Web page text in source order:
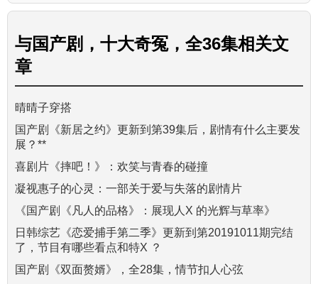
与国产剧，十大奇冤，全36集相关文
章
晴晴子穿搭
国产剧《新居之约》更新到第39集后，剧情有什么主要发
展？**
喜剧片《摔吧！》：欢笑与青春的碰撞
凝视惠子的心灵：一部关于爱与失落的剧情片
《国产剧《凡人的品格》：展现人X 的光辉与草率》
日韩综艺《恋爱捕手第二季》更新到第20191011期完结
了，节目有哪些看点和特X ？
国产剧《双面赘婿》，全28集，情节扣人心弦